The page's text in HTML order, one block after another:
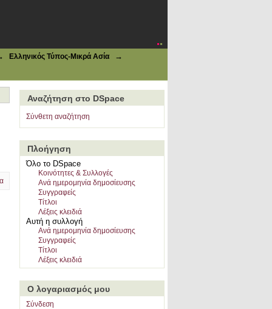
Ελληνικός Τύπος-Μικρά Ασία →
Αναζήτηση στο DSpace
Σύνθετη αναζήτηση
Πλοήγηση
Όλο το DSpace
Κοινότητες & Συλλογές
Ανά ημερομηνία δημοσίευσης
Συγγραφείς
Τίτλοι
Λέξεις κλειδιά
Αυτή η συλλογή
Ανά ημερομηνία δημοσίευσης
Συγγραφείς
Τίτλοι
Λέξεις κλειδιά
Ο λογαριασμός μου
Σύνδεση